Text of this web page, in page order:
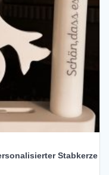
Stabkerze